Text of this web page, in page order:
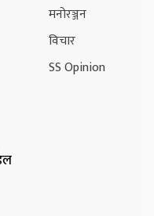
मनोरञ्जन
विचार
SS Opinion